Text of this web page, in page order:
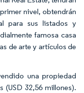
nivel, obtendrán
para sus listados y
famosa casa
de arte y artículos de
una propiedad
(USD 32,56 millones).